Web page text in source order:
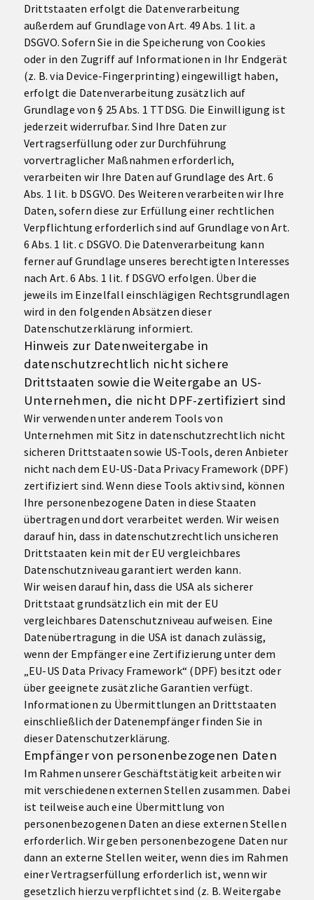
Drittstaaten erfolgt die Datenverarbeitung
außerdem auf Grundlage von Art. 49 Abs. 1 lit. a
DSGVO. Sofern Sie in die Speicherung von Cookies
oder in den Zugriff auf Informationen in Ihr Endgerät
(z. B. via Device-Fingerprinting) eingewilligt haben,
erfolgt die Datenverarbeitung zusätzlich auf
Grundlage von § 25 Abs. 1 TTDSG. Die Einwilligung ist
jederzeit widerrufbar. Sind Ihre Daten zur
Vertragserfüllung oder zur Durchführung
vorvertraglicher Maßnahmen erforderlich,
verarbeiten wir Ihre Daten auf Grundlage des Art. 6
Abs. 1 lit. b DSGVO. Des Weiteren verarbeiten wir Ihre
Daten, sofern diese zur Erfüllung einer rechtlichen
Verpflichtung erforderlich sind auf Grundlage von Art.
6 Abs. 1 lit. c DSGVO. Die Datenverarbeitung kann
ferner auf Grundlage unseres berechtigten Interesses
nach Art. 6 Abs. 1 lit. f DSGVO erfolgen. Über die
jeweils im Einzelfall einschlägigen Rechtsgrundlagen
wird in den folgenden Absätzen dieser
Datenschutzerklärung informiert.
Hinweis zur Datenweitergabe in
datenschutzrechtlich nicht sichere
Drittstaaten sowie die Weitergabe an US-
Unternehmen, die nicht DPF-zertifiziert sind
Wir verwenden unter anderem Tools von
Unternehmen mit Sitz in datenschutzrechtlich nicht
sicheren Drittstaaten sowie US-Tools, deren Anbieter
nicht nach dem EU-US-Data Privacy Framework (DPF)
zertifiziert sind. Wenn diese Tools aktiv sind, können
Ihre personenbezogene Daten in diese Staaten
übertragen und dort verarbeitet werden. Wir weisen
darauf hin, dass in datenschutzrechtlich unsicheren
Drittstaaten kein mit der EU vergleichbares
Datenschutzniveau garantiert werden kann.
Wir weisen darauf hin, dass die USA als sicherer
Drittstaat grundsätzlich ein mit der EU
vergleichbares Datenschutzniveau aufweisen. Eine
Datenübertragung in die USA ist danach zulässig,
wenn der Empfänger eine Zertifizierung unter dem
„EU-US Data Privacy Framework“ (DPF) besitzt oder
über geeignete zusätzliche Garantien verfügt.
Informationen zu Übermittlungen an Drittstaaten
einschließlich der Datenempfänger finden Sie in
dieser Datenschutzerklärung.
Empfänger von personenbezogenen Daten
Im Rahmen unserer Geschäftstätigkeit arbeiten wir
mit verschiedenen externen Stellen zusammen. Dabei
ist teilweise auch eine Übermittlung von
personenbezogenen Daten an diese externen Stellen
erforderlich. Wir geben personenbezogene Daten nur
dann an externe Stellen weiter, wenn dies im Rahmen
einer Vertragserfüllung erforderlich ist, wenn wir
gesetzlich hierzu verpflichtet sind (z. B. Weitergabe